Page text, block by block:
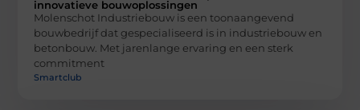
innovatieve bouwoplossingen
Molenschot Industriebouw is een toonaangevend
bouwbedrijf dat gespecialiseerd is in industriebouw en
betonbouw. Met jarenlange ervaring en een sterk
commitment
Smartclub